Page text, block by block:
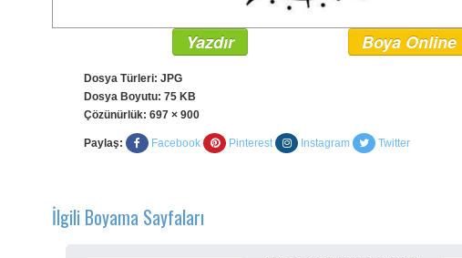
Yazdır Boya Online
Dosya Türleri: JPG
Dosya Boyutu: 75 KB
Çözünürlük: 697 × 900
Paylaş: Facebook Pinterest Instagram Twitter
İlgili Boyama Sayfaları